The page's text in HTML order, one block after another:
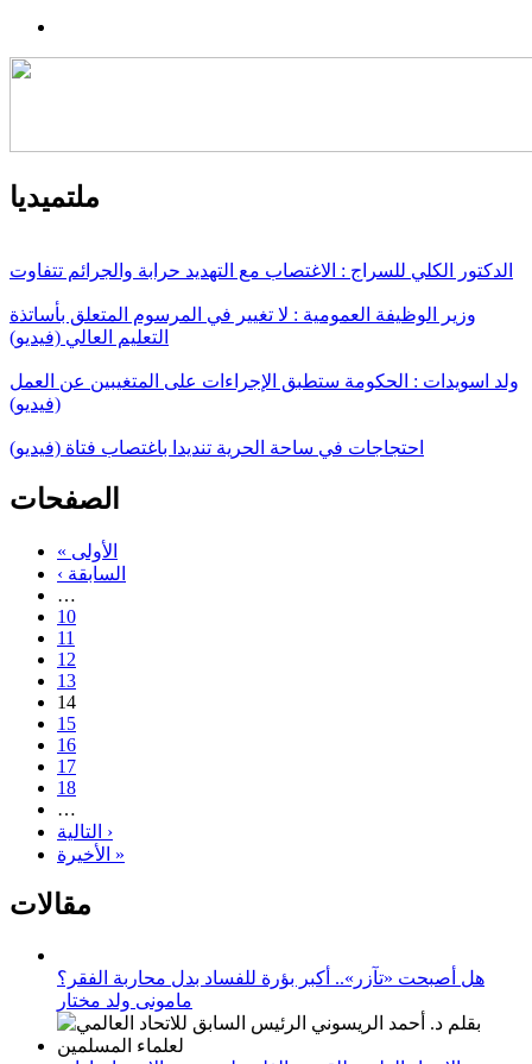
ملتميديا
الدكتور الكلي للسراج : الاغتصاب مع التهديد حرابة والجرائم تتفاوت
وزير الوظيفة العمومية : لا تغيير في المرسوم المتعلق بأساتذة
التعليم العالي (فيديو)
ولد اسويدات : الحكومة ستطبق الإجراءات على المتغيبين عن العمل
(فيديو)
احتجاجات في ساحة الحرية تنديدا باغتصاب فتاة (فيديو)
الصفحات
« الأولى
‹ السابقة
…
10
11
12
13
14
15
16
17
18
…
التالية ›
الأخيرة »
مقالات
هل أصبحت «تآزر».. أكبر بؤرة للفساد بدل محاربة الفقر؟
مامونى ولد مختار